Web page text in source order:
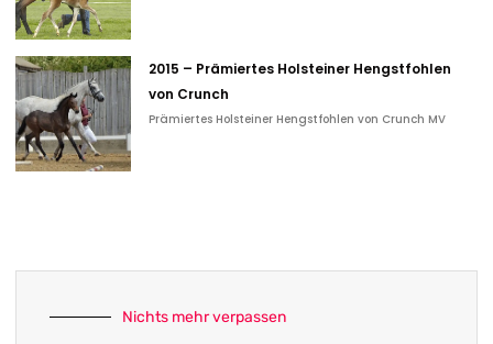
2015 – Prämiertes Holsteiner Hengstfohlen
von Crunch
Prämiertes Holsteiner Hengstfohlen von Crunch MV
Nichts mehr verpassen